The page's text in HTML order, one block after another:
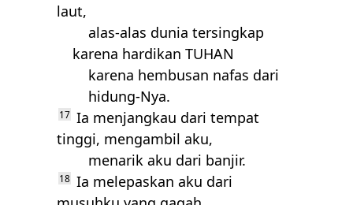
laut,
alas-alas dunia tersingkap
karena hardikan TUHAN
karena hembusan nafas dari
hidung-Nya.
17 Ia menjangkau dari tempat
tinggi, mengambil aku,
menarik aku dari banjir.
18 Ia melepaskan aku dari